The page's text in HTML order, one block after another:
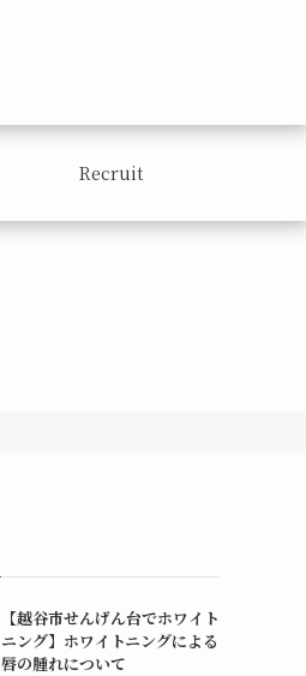
Recruit
【越谷市せんげん台でホワイト
ニング】ホワイトニングによる
唇の腫れについて